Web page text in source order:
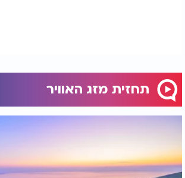
תחזית מזג האוויר